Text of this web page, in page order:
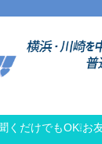
だけでもOK❕お